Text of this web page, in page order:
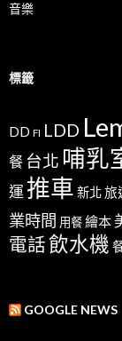
音樂
標籤
DD FI LDD
餐 台北 哺乳
運推車 新北旅
業時間 用餐繪本
電話飲水機
GOOGLE NEWS